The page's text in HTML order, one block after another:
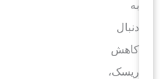
دنبال
کاهش
ریسک،